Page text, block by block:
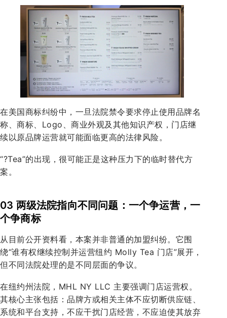
在美国商标纠纷中，一旦法院禁令要求停止使用品牌名
称、商标、Logo、商业外观及其他知识产权，门店继
续以原品牌运营就可能面临更高的法律风险。
“?Tea”的出现，很可能正是这种压力下的临时替代方
案。
03 两级法院指向不同问题：一个争运营，一
个争商标
从目前公开资料看，本案并非普通的加盟纠纷。它围
绕“谁有权继续控制并运营纽约 Molly Tea 门店”展开，
但不同法院处理的是不同层面的争议。
在纽约州法院，MHL NY LLC 主要强调门店运营权。
其核心主张包括：品牌方或相关主体不应切断供应链、
系统和平台支持，不应干扰门店经营，不应迫使其放弃